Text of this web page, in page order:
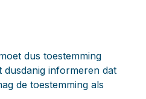
dus toestemming
informeren dat
de toestemming als